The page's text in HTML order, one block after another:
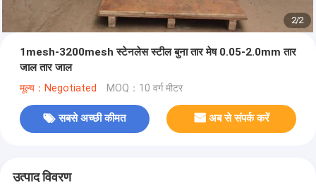
2/2
1mesh-3200mesh स्टेनलेस स्टील बुना तार मेष 0.05-2.0mm तार
जाल तार जाल
मूल्य：Negotiated MOQ：10 वर्ग मीटर
सबसे अच्छी कीमत अब से संपर्क करें
उत्पाद विवरण